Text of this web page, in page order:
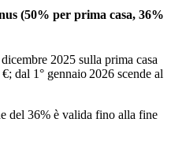
(50% per prima casa, 36%
2025 sulla prima casa
dal 1° gennaio 2026 scende al
del 36% è valida fino alla fine